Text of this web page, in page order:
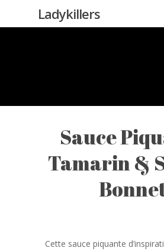
Ladykillers
Sauce
Tamarin &
Cette sauce piquante